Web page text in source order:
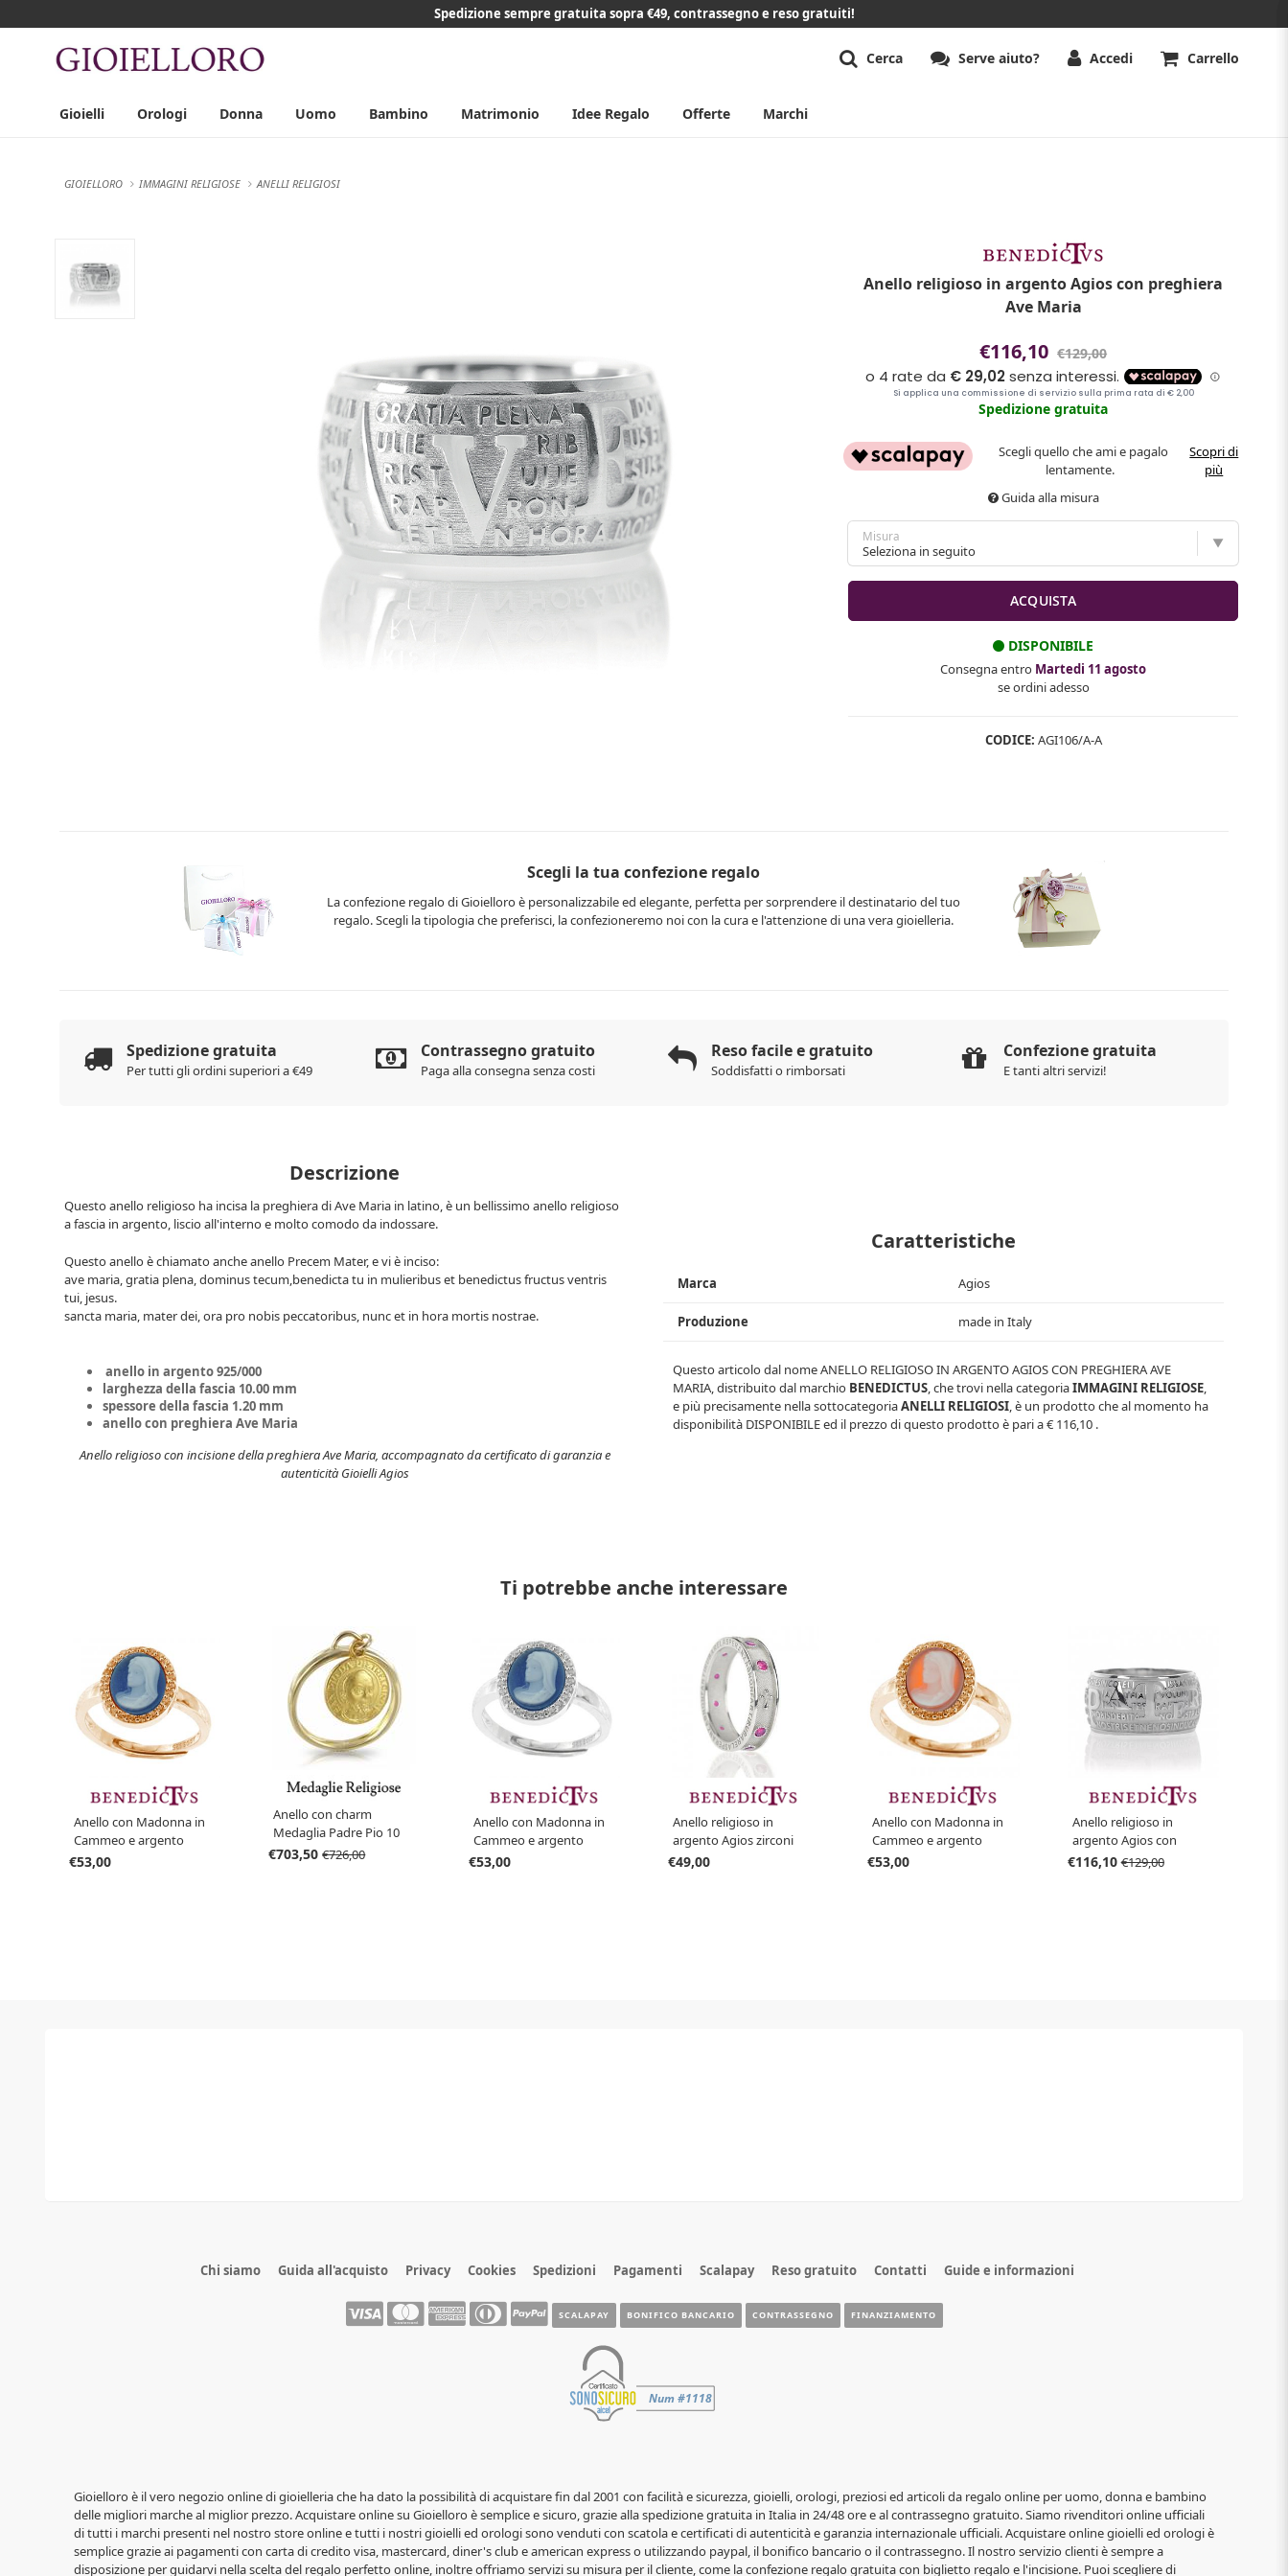
Spedizione sempre gratuita sopra €49, contrassegno e reso gratuiti!
Cerca Serve aiuto? Accedi Carrello
Gioielli Orologi Donna Uomo Bambino Matrimonio Idee Regalo Offerte Marchi
GIOIELLORO IMMAGINI RELIGIOSE ANELLI RELIGIOSI
Anello religioso in argento Agios con preghiera
Ave Maria
€116,10 €129,00
Spedizione gratuita
Scegli quello che ami e pagalo
lentamente.
Scopri di
più
Guida alla misura
Misura
DISPONIBILE
Consegna entro Martedi 11 agosto
se ordini adesso
CODICE: AGI106/A-A
Scegli la tua confezione regalo
La confezione regalo di Gioielloro è personalizzabile ed elegante, perfetta per sorprendere il destinatario del tuo
regalo. Scegli la tipologia che preferisci, la confezioneremo noi con la cura e l'attenzione di una vera gioielleria.
Spedizione gratuita
Per tutti gli ordini superiori a €49
Contrassegno gratuito
Paga alla consegna senza costi
Reso facile e gratuito
Soddisfatti o rimborsati
Confezione gratuita
E tanti altri servizi!
Descrizione
Questo anello religioso ha incisa la preghiera di Ave Maria in latino, è un bellissimo anello religioso
a fascia in argento, liscio all'interno e molto comodo da indossare.
Questo anello è chiamato anche anello Precem Mater, e vi è inciso:
ave maria, gratia plena, dominus tecum,benedicta tu in mulieribus et benedictus fructus ventris
tui, jesus.
sancta maria, mater dei, ora pro nobis peccatoribus, nunc et in hora mortis nostrae.
anello in argento 925/000
larghezza della fascia 10.00 mm
spessore della fascia 1.20 mm
anello con preghiera Ave Maria
Anello religioso con incisione della preghiera Ave Maria, accompagnato da certificato di garanzia e
autenticità Gioielli Agios
Caratteristiche
Marca Agios
Produzione made in Italy
Questo articolo dal nomeANELLO RELIGIOSO IN ARGENTO AGIOS CON PREGHIERA AVE
MARIA, distribuito dal marchio BENEDICTUS, che trovi nella categoriaIMMAGINI RELIGIOSE,
e più precisamente nella sottocategoriaANELLI RELIGIOSI, è un prodotto che al momento ha
disponibilità DISPONIBILEed il prezzo di questo prodotto è pari a€ 116,10 .
Ti potrebbe anche interessare
Anello con Madonna in
Cammeo e argento
Agios
€53,00
Anello con charm
Medaglia Padre Pio 10
mm in oro giallo
€703,50€726,00
Anello con Madonna in
Cammeo e argento
Agios
€53,00
Anello religioso in
argento Agios zirconi
rossi con frase Papa
€49,00
Anello con Madonna in
Cammeo e argento
Agios
€53,00
Anello religioso in
argento Agios con
preghiera Padre Nostro
€116,10€129,00
Chi siamo Guida all'acquisto Privacy Cookies Spedizioni Pagamenti Scalapay Reso gratuito Contatti Guide e informazioni
SCALAPAY BONIFICO BANCARIO CONTRASSEGNO FINANZIAMENTO
Gioielloro è il vero negozio online di gioielleria che ha dato la possibilità di acquistare fin dal 2001 con facilità e sicurezza, gioielli, orologi, preziosi ed articoli da regalo online per uomo, donna e bambino
delle migliori marche al miglior prezzo. Acquistare online su Gioielloro è semplice e sicuro, grazie alla spedizione gratuita in Italia in 24/48 ore e al contrassegno gratuito. Siamo rivenditori online ufficiali
di tutti i marchi presenti nel nostro store online e tutti i nostri gioielli ed orologi sono venduti con scatola e certificati di autenticità e garanzia internazionale ufficiali. Acquistare online gioielli ed orologi è
semplice grazie ai pagamenti con carta di credito visa, mastercard, diner's club e american express o utilizzando paypal, il bonifico bancario o il contrassegno. Il nostro servizio clienti è sempre a
disposizione per guidarvi nella scelta del regalo perfetto online, inoltre offriamo servizi su misura per il cliente, come la confezione regalo gratuita con biglietto regalo e l'incisione. Puoi scegliere di